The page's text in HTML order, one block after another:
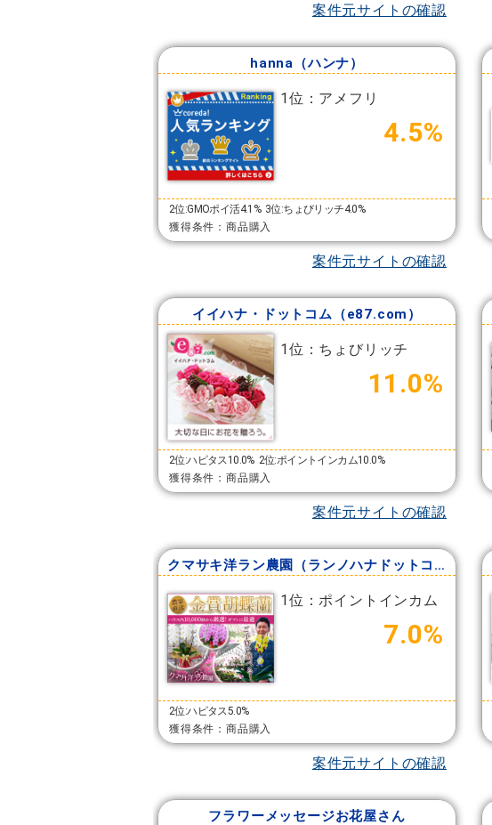
案件元サイトの確認
hanna（ハンナ）
1位：アメフリ
4.5%
2位:GMOポイ活4.1% 3位:ちょびリッチ4.0%
獲得条件：商品購入
案件元サイトの確認
イイハナ・ドットコム（e87.com）
1位：ちょびリッチ
11.0%
2位:ハピタス10.0% 2位:ポイントインカム10.0%
獲得条件：商品購入
案件元サイトの確認
クマサキ洋ラン農園（ランノハナドットコム）
1位：ポイントインカム
7.0%
2位:ハピタス5.0%
獲得条件：商品購入
案件元サイトの確認
フラワーメッセージお花屋さん